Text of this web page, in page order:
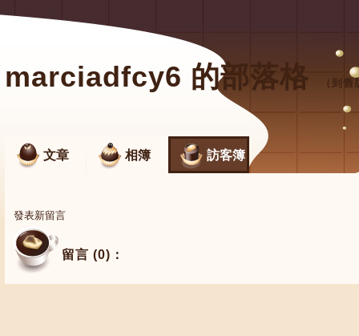
marciadfcy6 的部落格 （ 到舊
文章 相簿 訪客簿
發表新留言
留言 (0)：